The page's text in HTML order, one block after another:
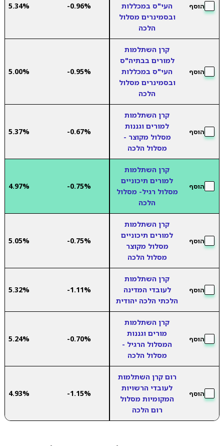
הוסף
העי"ס במכללות
ובסמינרים מסלול
הלכה
-0.96%
5.34%
הוסף
קרן השתלמות
למורים בבתיה"ס
העי"ס במכללות
ובסמינרים מסלול
הלכה
-0.95%
5.00%
הוסף
קרן השתלמות
למורים וגננות
מסלול מקוצר -
מסלול הלכה
-0.67%
5.37%
הוסף
קרן השתלמות
למורים תיכוניים
מסלול רגיל- מסלול
הלכה
-0.75%
4.97%
הוסף
קרן השתלמות
למורים תיכוניים
מסלול מקוצר
מסלול הלכה
-0.75%
5.05%
הוסף
קרן השתלמות
לעובדי המדינה
הלכתי הלכה יהודית
-1.11%
5.32%
הוסף
קרן השתלמות
מורים וגננות
המסלול הרגיל -
מסלול הלכה
-0.70%
5.24%
הוסף
רום קרן השתלמות
לעובדי הרשויות
המקומיות מסלול
רום הלכה
-1.15%
4.93%